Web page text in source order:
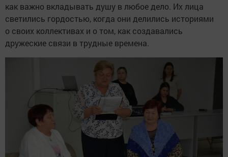
как важно вкладывать душу в любое дело. Их лица
светились гордостью, когда они делились историями
о своих коллективах и о том, как создавались
дружеские связи в трудные времена.